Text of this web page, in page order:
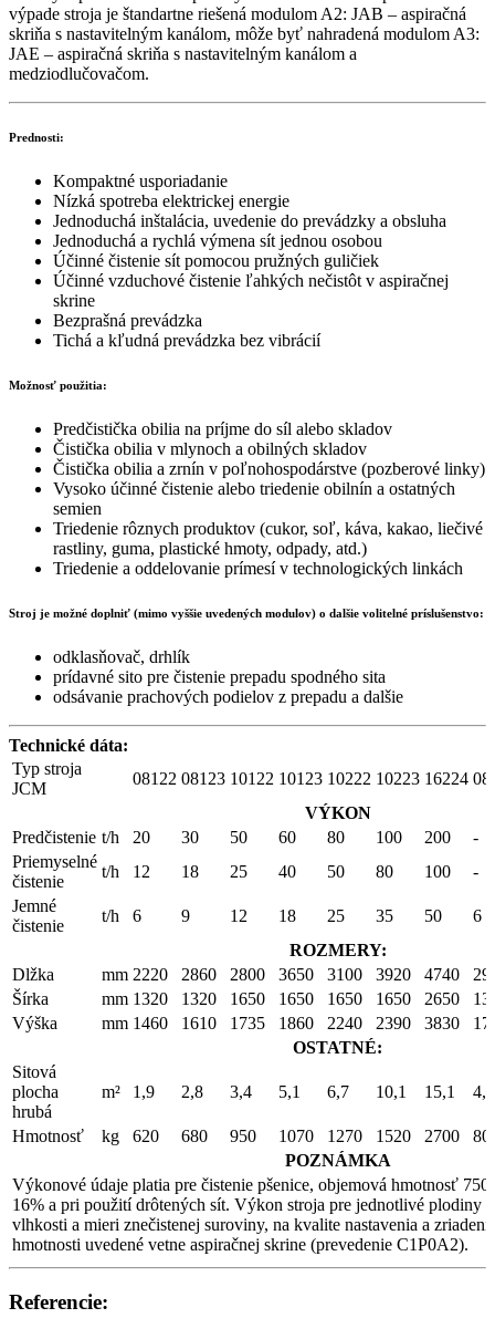
výpade stroja je štandartne riešená modulom A2: JAB – aspiračná
skriňa s nastavitelným kanálom, môže byť nahradená modulom A3:
JAE – aspiračná skriňa s nastavitelným kanálom a
medziodlučovačom.
Prednosti:
Kompaktné usporiadanie
Nízká spotreba elektrickej energie
Jednoduchá inštalácia, uvedenie do prevádzky a obsluha
Jednoduchá a rychlá výmena sít jednou osobou
Účinné čistenie sít pomocou pružných guličiek
Účinné vzduchové čistenie ľahkých nečistôt v aspiračnej
skrine
Bezprašná prevádzka
Tichá a kľudná prevádzka bez vibrácií
Možnosť použitia:
Predčistička obilia na príjme do síl alebo skladov
Čistička obilia v mlynoch a obilných skladov
Čistička obilia a zrnín v poľnohospodárstve (pozberové linky)
Vysoko účinné čistenie alebo triedenie obilnín a ostatných
semien
Triedenie rôznych produktov (cukor, soľ, káva, kakao, liečivé
rastliny, guma, plastické hmoty, odpady, atd.)
Triedenie a oddelovanie prímesí v technologických linkách
Stroj je možné doplniť (mimo vyššie uvedených modulov) o dalšie volitelné príslušenstvo:
odklasňovač, drhlík
prídavné sito pre čistenie prepadu spodného sita
odsávanie prachových podielov z prepadu a dalšie
Technické dáta:
Typ stroja
JCM
08122 08123 10122 10123 10222 10223 16224
VÝKON
Predčistenie t/h 20 30 50 60 80 100 200
-
Priemyselné
čistenie
t/h 12 18 25 40 50 80 100
-
Jemné
čistenie
t/h 6 9 12 18 25 35 50
6
ROZMERY:
Dlžka
mm 2220 2860 2800 3650 3100 3920 4740
Šírka
mm 1320 1320 1650 1650 1650 1650 2650
Výška
mm 1460 1610 1735 1860 2240 2390 3830
OSTATNÉ:
Sitová
plocha
hrubá
m² 1,9 2,8 3,4 5,1 6,7 10,1 15,1 4,3
Hmotnosť kg 620 680 950 1070 1270 1520 2700
POZNÁMKA
Výkonové údaje platia pre čistenie pšenice, objemová hmotnosť
16% a pri použití drôtených sít. Výkon stroja pre jednotlivé plodiny
vlhkosti a mieri znečistenej suroviny, na kvalite nastavenia a
hmotnosti uvedené vetne aspiračnej skrine (prevedenie C1P0A2).
Referencie: